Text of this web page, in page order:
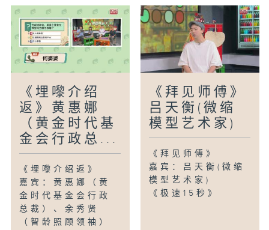
《埋嚟介绍
返》黄惠娜
（黄金时代基
金会行政总...
《埋嚟介绍返》
嘉宾：黄惠娜（黄
金时代基金会行政
总裁）、余秀贤
（智龄照顾领袖）
《拜见师傅》
吕天衡(微缩
模型艺术家)
《拜见师傅》
嘉宾：吕天衡(微缩
模型艺术家)
《极速15秒》